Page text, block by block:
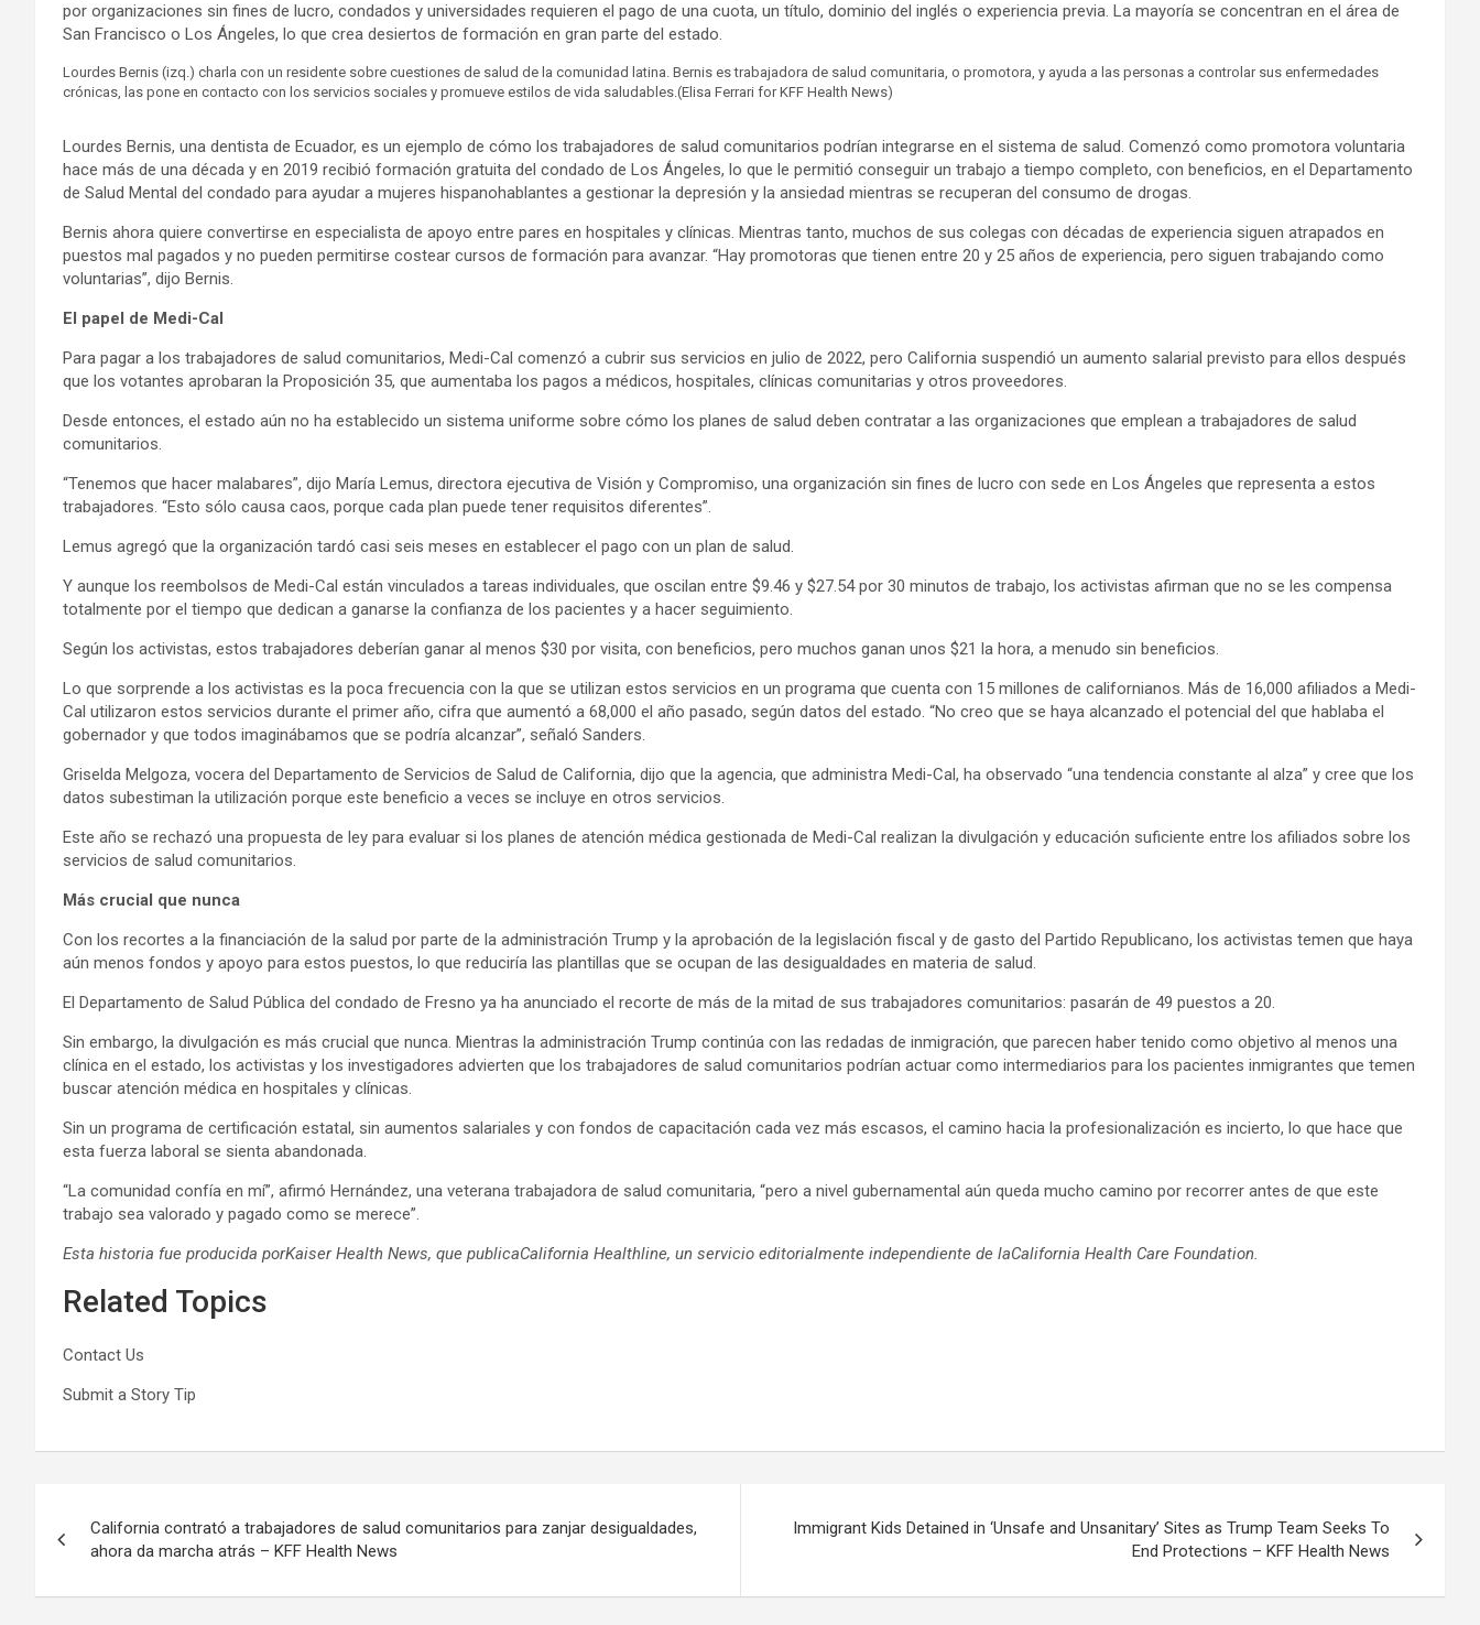
por organizaciones sin fines de lucro, condados y universidades requieren el pago de una cuota, un título, dominio del inglés o experiencia previa. La mayoría se concentran en el área de
San Francisco o Los Ángeles, lo que crea desiertos de formación en gran parte del estado.
Lourdes Bernis (izq.) charla con un residente sobre cuestiones de salud de la comunidad latina. Bernis es trabajadora de salud comunitaria, o promotora, y ayuda a las personas a controlar sus enfermedades
crónicas, las pone en contacto con los servicios sociales y promueve estilos de vida saludables.(Elisa Ferrari for KFF Health News)
Lourdes Bernis, una dentista de Ecuador, es un ejemplo de cómo los trabajadores de salud comunitarios podrían integrarse en el sistema de salud. Comenzó como promotora voluntaria
hace más de una década y en 2019 recibió formación gratuita del condado de Los Ángeles, lo que le permitió conseguir un trabajo a tiempo completo, con beneficios, en el Departamento
de Salud Mental del condado para ayudar a mujeres hispanohablantes a gestionar la depresión y la ansiedad mientras se recuperan del consumo de drogas.
Bernis ahora quiere convertirse en especialista de apoyo entre pares en hospitales y clínicas. Mientras tanto, muchos de sus colegas con décadas de experiencia siguen atrapados en
puestos mal pagados y no pueden permitirse costear cursos de formación para avanzar. “Hay promotoras que tienen entre 20 y 25 años de experiencia, pero siguen trabajando como
voluntarias”, dijo Bernis.
El papel de Medi-Cal
Para pagar a los trabajadores de salud comunitarios, Medi-Cal comenzó a cubrir sus servicios en julio de 2022, pero California suspendió un aumento salarial previsto para ellos después
que los votantes aprobaran la Proposición 35, que aumentaba los pagos a médicos, hospitales, clínicas comunitarias y otros proveedores.
Desde entonces, el estado aún no ha establecido un sistema uniforme sobre cómo los planes de salud deben contratar a las organizaciones que emplean a trabajadores de salud
comunitarios.
“Tenemos que hacer malabares”, dijo María Lemus, directora ejecutiva de Visión y Compromiso, una organización sin fines de lucro con sede en Los Ángeles que representa a estos
trabajadores. “Esto sólo causa caos, porque cada plan puede tener requisitos diferentes”.
Lemus agregó que la organización tardó casi seis meses en establecer el pago con un plan de salud.
Y aunque los reembolsos de Medi-Cal están vinculados a tareas individuales, que oscilan entre $9.46 y $27.54 por 30 minutos de trabajo, los activistas afirman que no se les compensa
totalmente por el tiempo que dedican a ganarse la confianza de los pacientes y a hacer seguimiento.
Según los activistas, estos trabajadores deberían ganar al menos $30 por visita, con beneficios, pero muchos ganan unos $21 la hora, a menudo sin beneficios.
Lo que sorprende a los activistas es la poca frecuencia con la que se utilizan estos servicios en un programa que cuenta con 15 millones de californianos. Más de 16,000 afiliados a Medi-
Cal utilizaron estos servicios durante el primer año, cifra que aumentó a 68,000 el año pasado, según datos del estado. “No creo que se haya alcanzado el potencial del que hablaba el
gobernador y que todos imaginábamos que se podría alcanzar”, señaló Sanders.
Griselda Melgoza, vocera del Departamento de Servicios de Salud de California, dijo que la agencia, que administra Medi-Cal, ha observado “una tendencia constante al alza” y cree que los
datos subestiman la utilización porque este beneficio a veces se incluye en otros servicios.
Este año se rechazó una propuesta de ley para evaluar si los planes de atención médica gestionada de Medi-Cal realizan la divulgación y educación suficiente entre los afiliados sobre los
servicios de salud comunitarios.
Más crucial que nunca
Con los recortes a la financiación de la salud por parte de la administración Trump y la aprobación de la legislación fiscal y de gasto del Partido Republicano, los activistas temen que haya
aún menos fondos y apoyo para estos puestos, lo que reduciría las plantillas que se ocupan de las desigualdades en materia de salud.
El Departamento de Salud Pública del condado de Fresno ya ha anunciado el recorte de más de la mitad de sus trabajadores comunitarios: pasarán de 49 puestos a 20.
Sin embargo, la divulgación es más crucial que nunca. Mientras la administración Trump continúa con las redadas de inmigración, que parecen haber tenido como objetivo al menos una
clínica en el estado, los activistas y los investigadores advierten que los trabajadores de salud comunitarios podrían actuar como intermediarios para los pacientes inmigrantes que temen
buscar atención médica en hospitales y clínicas.
Sin un programa de certificación estatal, sin aumentos salariales y con fondos de capacitación cada vez más escasos, el camino hacia la profesionalización es incierto, lo que hace que
esta fuerza laboral se sienta abandonada.
“La comunidad confía en mí”, afirmó Hernández, una veterana trabajadora de salud comunitaria, “pero a nivel gubernamental aún queda mucho camino por recorrer antes de que este
trabajo sea valorado y pagado como se merece”.
Esta historia fue producida porKaiser Health News, que publicaCalifornia Healthline, un servicio editorialmente independiente de laCalifornia Health Care Foundation.
Related Topics
Contact Us
Submit a Story Tip
navigation
California contrató a trabajadores de salud comunitarios para zanjar desigualdades,
ahora da marcha atrás – KFF Health News
Immigrant Kids Detained in ‘Unsafe and Unsanitary’ Sites as Trump Team Seeks To
End Protections – KFF Health News